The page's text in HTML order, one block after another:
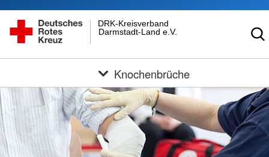
Darmstadt-Land e.V.
DRK-Kreisverband
Knochenbrüche